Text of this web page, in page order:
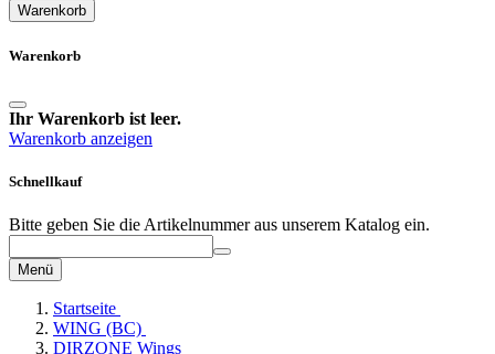
Warenkorb
Warenkorb
Ihr Warenkorb ist leer.
Warenkorb anzeigen
Schnellkauf
Bitte geben Sie die Artikelnummer aus unserem Katalog ein.
Menü
Startseite
WING (BC)
DIRZONE Wings